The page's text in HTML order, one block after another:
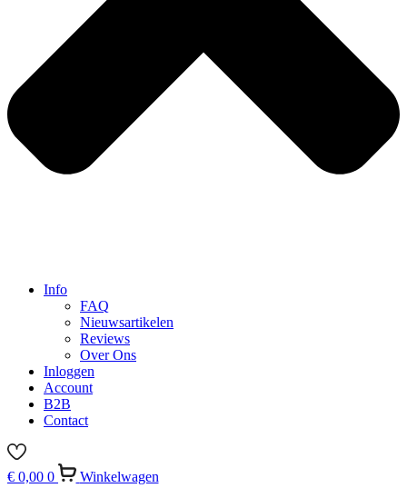
Info
FAQ
Nieuwsartikelen
Reviews
Over Ons
Inloggen
Account
B2B
Contact
€ 0,00 0
Winkelwagen